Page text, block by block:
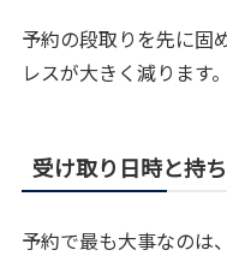
予約の段取りを先に固
レスが大きく減ります。
受け取り日時と持
予約で最も大事なのは